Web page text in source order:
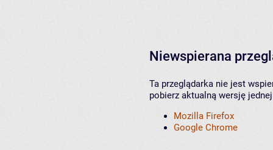
Niewspierana
Ta przeglądarka nie jest
pobierz aktualną wersję
Mozilla Firefox
Google Chrome